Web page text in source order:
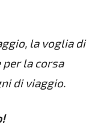
la voglia di
la corsa
di viaggio.